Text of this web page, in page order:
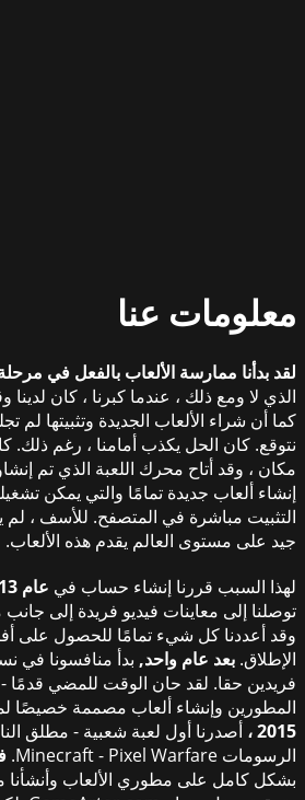
معلومات عنا
لقد بدأنا ممارسة الألعاب بالفعل في
الذي لا ومع ذلك ، عندما كبرنا ، كان
كما أن شراء الألعاب الجديدة وتثبيتها لم
نتوقع. كان الحل يكذب أمامنا ، رغم ذلك.
مكان ، وقد أتاح محرك اللعبة الذي تم
إنشاء ألعاب جديدة تمامًا والتي يمكن
التثبيت مباشرة في المتصفح. للأسف ، لم
جيد على مستوى العالم يقدم هذه الألعاب.
لهذا السبب قررنا إنشاء حساب في عام 2013
توصلنا إلى معاينات فيديو فريدة إلى جانب
وقد أعددنا كل شيء تمامًا للحصول على
الإطلاق. بعد عام واحد, بدأ منافسونا في
فريدين حقا. لقد حان الوقت للمضي قدمًا -
المطورين وإنشاء ألعاب مصممة خصيصًا
2015 ،
الرسومات Minecraft - Pixel Warfare.
بشكل كامل على مطوري الألعاب وأنشأنا